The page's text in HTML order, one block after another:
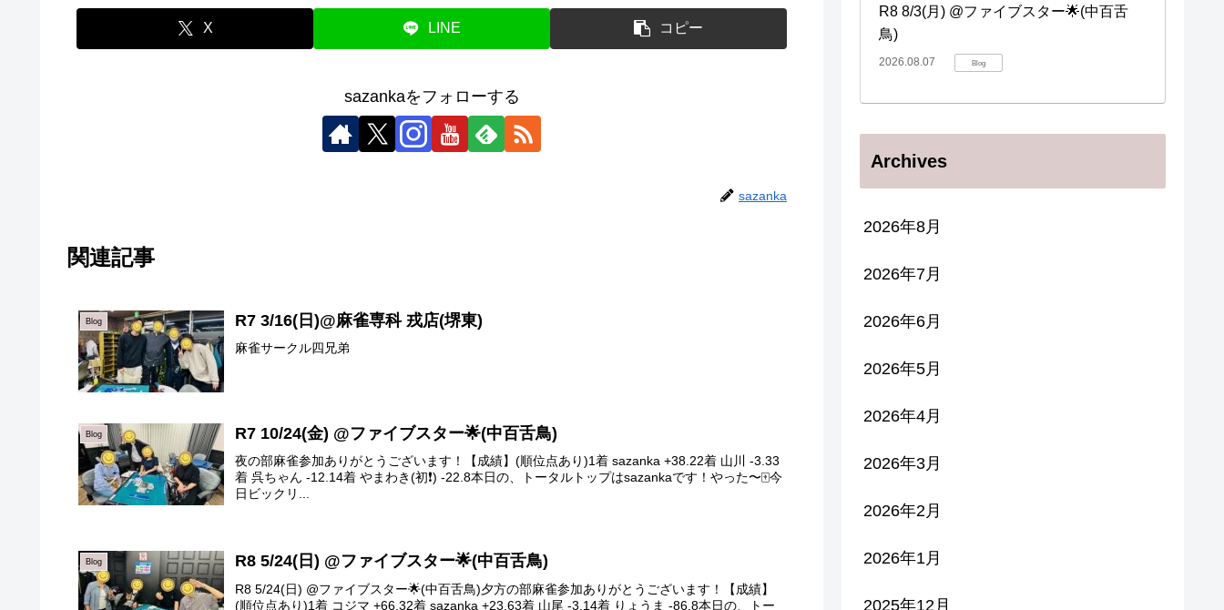
X LINE コピー
sazankaをフォローする
sazanka
関連記事
Blog R7 3/16(日)@麻雀専科 戎店(堺東)
麻雀サークル四兄弟
Blog R7 10/24(金) @ファイブスター🌟(中百舌鳥)
夜の部麻雀参加ありがとうございます！【成績】(順位点あり)1着 sazanka +38.22着 山川 -3.33
着 呉ちゃん -12.14着 やまわき(初❗️) -22.8本日の、トータルトップはsazankaです！やった〜🀄️今
日ビックリ...
Blog R8 5/24(日) @ファイブスター🌟(中百舌鳥)
R8 5/24(日) @ファイブスター🌟(中百舌鳥)夕方の部麻雀参加ありがとうございます！【成績】
(順位点あり)1着 コジマ +66.32着 sazanka +23.63着 山尾 -3.14着 りょうま -86.8本日の、トー
R8 8/3(月) @ファイブスター🌟(中百舌
鳥)
2026.08.07 Blog
Archives
2026年8月
2026年7月
2026年6月
2026年5月
2026年4月
2026年3月
2026年2月
2026年1月
2025年12月